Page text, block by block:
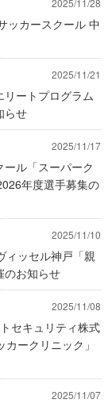
2025/11/28
ッカースクール 中
2025/11/21
ートプログラム
らせ
2025/11/17
ル「スーパーク
年度選手募集の
2025/11/10
ィッセル神戸「親
のお知らせ
2025/11/08
セキュリティ株式
ークリニック」
2025/11/07